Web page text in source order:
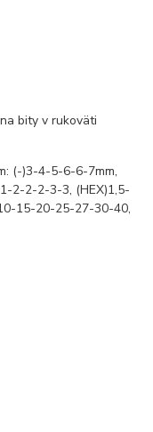
bity v rukoväti
(-)3-4-5-6-6-7mm,
2-2-2-3-3, (HEX)1,5-
15-20-25-27-30-40,